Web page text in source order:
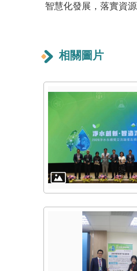
智慧化發展，落實資
相關圖片